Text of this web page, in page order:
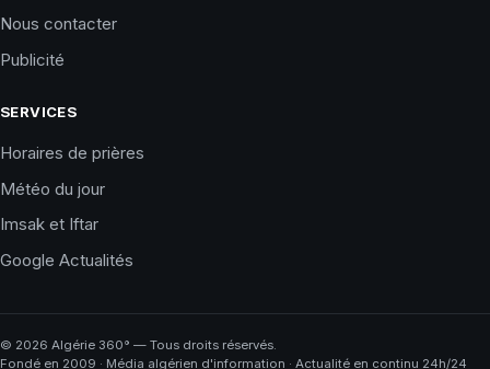
Nous contacter
Publicité
SERVICES
Horaires de prières
Météo du jour
Imsak et Iftar
Google Actualités
© 2026 Algérie 360° — Tous droits réservés.
Fondé en 2009 · Média algérien d'information · Actualité en continu 24h/24